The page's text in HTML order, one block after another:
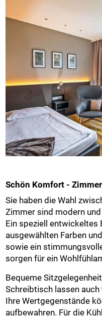
Schön Komfort - Zimmer
Sie haben die Wahl
Zimmer sind modern
Ein speziell
ausgewählten Farben
sowie ein
sorgen für ein
Bequeme
Schreibtisch lassen
Ihre Wertgegenstände
aufbewahren. Für die